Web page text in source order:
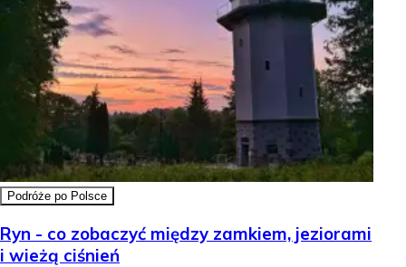
Podróże po Polsce
Ryn - co zobaczyć między zamkiem, jeziorami
i wieżą ciśnień